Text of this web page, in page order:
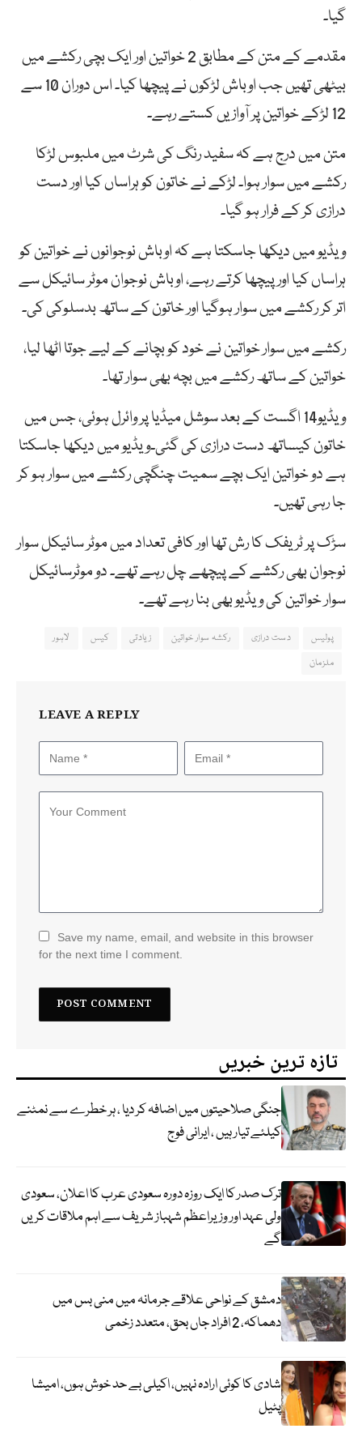
گیا۔
مقدمے کے متن کے مطابق 2 خواتین اور ایک بچی رکشے میں
بیٹھی تھیں جب اوباش لڑکوں نے پیچھا کیا۔ اس دوران 10 سے
12 لڑکے خواتین پر آوازیں کستے رہے۔
متن میں درج ہے کہ سفید رنگ کی شرٹ میں ملبوس لڑکا
رکشے میں سوار ہوا۔ لڑکے نے خاتون کو ہراساں کیا اور دست
درازی کر کے فرار ہو گیا۔
ویڈیو میں دیکھا جاسکتا ہے کہ اوباش نوجوانوں نے خواتین کو
ہراساں کیا اور پیچھا کرتے رہے، اوباش نوجوان موٹر سائیکل سے
اتر کر رکشے میں سوار ہوگیا اور خاتون کے ساتھ بدسلوکی کی۔
رکشے میں سوار خواتین نے خود کو بچانے کے لیے جوتا اٹھا لیا،
خواتین کے ساتھ رکشے میں بچہ بھی سوار تھا۔
ویڈیو14 اگست کے بعد سوشل میڈیا پر وائرل ہوئی، جس میں
خاتون کیساتھ دست درازی کی گئی۔ویڈیو میں دیکھا جاسکتا
ہے دو خواتین ایک بچے سمیت چنگچی رکشے میں سوار ہو کر
جا رہی تھیں۔
سڑک پر ٹریفک کا رش تھا اور کافی تعداد میں موٹر سائیکل سوار
نوجوان بھی رکشے کے پیچھے چل رہے تھے۔ دو موٹرسائیکل
سوار خواتین کی ویڈیو بھی بنا رہے تھے۔
پولیس دست درازی رکشہ سوار خواتین زیادتی کیس
لاہور
ملزمان
LEAVE A REPLY
Save my name, email, and website in this browser
for the next time I comment.
تازہ ترین خبریں
جنگی صلاحیتوں میں اضافہ کر دیا ، ہر خطرے سے نمٹنے
کیلئے تیار ہیں ، ایرانی فوج
ترک صدر کا ایک روزہ دورہ سعودی عرب کا اعلان، سعودی
ولی عہد اور وزیراعظم شہباز شریف سے اہم ملاقات کریں
گے
دمشق کے نواحی علاقے جرمانہ میں منی بس میں
دھماکہ، 2 افراد جاں بحق، متعدد زخمی
شادی کا کوئی ارادہ نہیں، اکیلی بے حد خوش ہوں، امیشا
پٹیل